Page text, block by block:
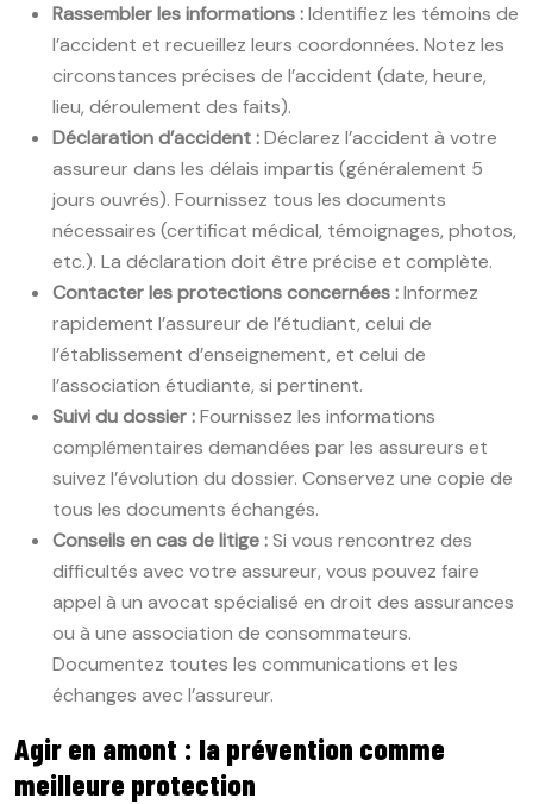
Rassembler les informations :Identifiez les témoins de
l’accident et recueillez leurs coordonnées. Notez les
circonstances précises de l’accident (date, heure,
lieu, déroulement des faits).
Déclaration d’accident :Déclarez l’accident à votre
assureur dans les délais impartis (généralement 5
jours ouvrés). Fournissez tous les documents
nécessaires (certificat médical, témoignages, photos,
etc.). La déclaration doit être précise et complète.
Contacter les protections concernées :Informez
rapidement l’assureur de l’étudiant, celui de
l’établissement d’enseignement, et celui de
l’association étudiante, si pertinent.
Suivi du dossier :Fournissez les informations
complémentaires demandées par les assureurs et
suivez l’évolution du dossier. Conservez une copie de
tous les documents échangés.
Conseils en cas de litige :Si vous rencontrez des
difficultés avec votre assureur, vous pouvez faire
appel à un avocat spécialisé en droit des assurances
ou à une association de consommateurs.
Documentez toutes les communications et les
échanges avec l’assureur.
Agir en amont : la prévention comme
meilleure protection